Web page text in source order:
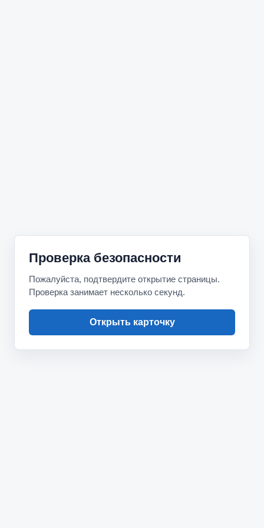
Проверка безопасности
Пожалуйста, подтвердите открытие страницы.
Проверка занимает несколько секунд.
Открыть карточку